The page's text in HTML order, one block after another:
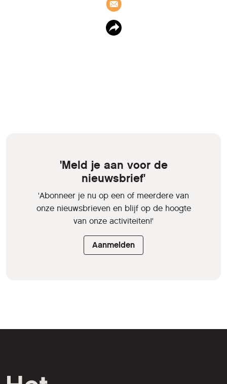
'Meld je aan voor de
nieuwsbrief'
'Abonneer je nu op een of meerdere van
onze nieuwsbrieven en blijf op de hoogte
van onze activiteiten!'
Aanmelden